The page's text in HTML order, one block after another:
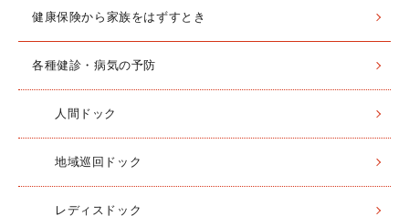
健康保険から家族をはずすとき
各種健診・病気の予防
人間ドック
地域巡回ドック
レディスドック